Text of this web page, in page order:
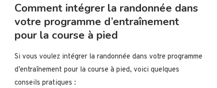
Comment intégrer la randonnée dans
votre programme d’entraînement
pour la course à pied
Si vous voulez intégrer la randonnée dans votre programme
d’entraînement pour la course à pied, voici quelques
conseils pratiques :